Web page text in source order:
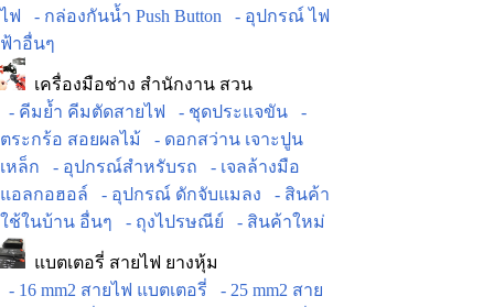
ไฟ
- กล่องกันน้ำ Push Button
- อุปกรณ์ ไฟ
ฟ้าอื่นๆ
เครื่องมือช่าง สำนักงาน สวน
- คีมย้ำ คีมตัดสายไฟ
- ชุดประแจขัน
-
ตระกร้อ สอยผลไม้
- ดอกสว่าน เจาะปูน
เหล็ก
- อุปกรณ์สำหรับรถ
- เจลล้างมือ
แอลกอฮอล์
- อุปกรณ์ ดักจับแมลง
- สินค้า
ใช้ในบ้าน อื่นๆ
- ถุงไปรษณีย์ - สินค้าใหม่
แบตเตอรี่ สายไฟ ยางหุ้ม
- 16 mm2 สายไฟ แบตเตอรี่
- 25 mm2 สาย